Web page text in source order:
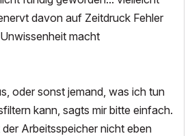
davon auf Zeitdruck Fehler
macht
oder sonst jemand, was ich tun
kann, sagts mir bitte einfach.
Arbeitsspeicher nicht eben